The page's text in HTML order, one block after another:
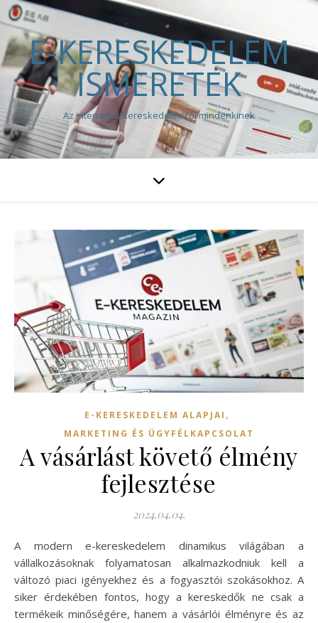
E-KERESKEDELEM
ISMERETEK
Az internetes kereskedelemről mindenkinek
E-KERESKEDELEM ALAPJAI ,
MARKETING ÉS ÜGYFÉLKAPCSOLAT
A vásárlást követő élmény
fejlesztése
2024.04.04.
A modern e-kereskedelem dinamikus világában a
vállalkozásoknak folyamatosan alkalmazkodniuk kell a
változó piaci igényekhez és a fogyasztói szokásokhoz. A
siker érdekében fontos, hogy a kereskedők ne csak a
termékeik minőségére, hanem a vásárlói élményre és az